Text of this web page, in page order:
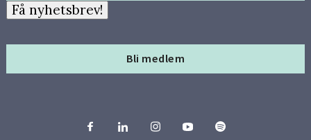
Bli medlem
Få nyhetsbrev!